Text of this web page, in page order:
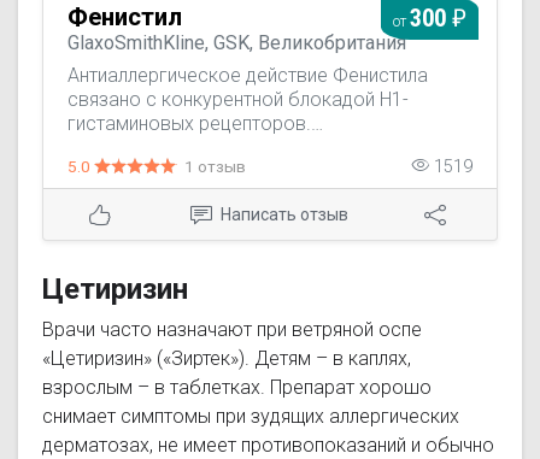
Фенистил
GlaxoSmithKline, GSK, Великобритания
Антиаллергическое действие Фенистила
связано с конкурентной блокадой H1-
гистаминовых рецепторов.
заболеваний, таких как: крапивница;
аллергический ринит; пищевая аллергия;
лекарственная аллергия. Устранение зуда
при: укусах насекомых; ветряной оспе;
от300
5.0 1 отзыв 1519
Написать отзыв
Цетиризин
Врачи часто назначают при ветряной оспе
«Цетиризин» («Зиртек»). Детям – в каплях,
взрослым – в таблетках. Препарат хорошо
снимает симптомы при зудящих аллергических
дерматозах, не имеет противопоказаний и обычно